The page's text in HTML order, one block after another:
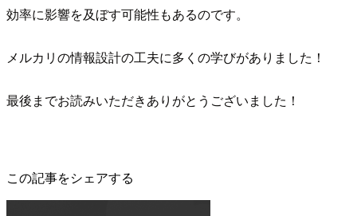
効率に影響を及ぼす可能性もあるのです。
メルカリの情報設計の工夫に多くの学びがありました！
最後までお読みいただきありがとうございました！
この記事をシェアする